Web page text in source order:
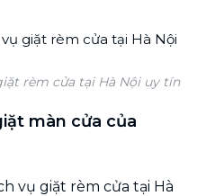
rèm cửa tại Hà Nội uy tín
màn cửa của
vụ giặt rèm cửa tại Hà